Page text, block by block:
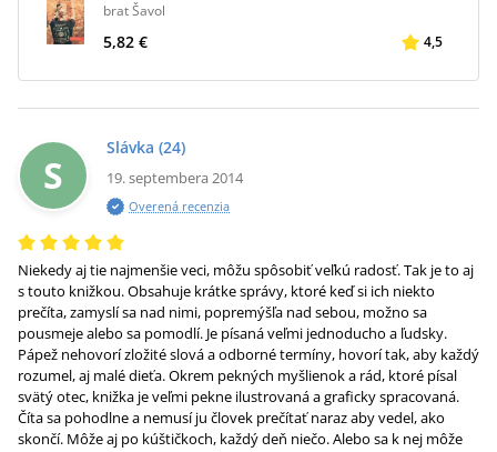
brat Šavol
5,82 € 4,5
S
Slávka (24)
19. septembera 2014
Overená recenzia
Niekedy aj tie najmenšie veci, môžu spôsobiť veľkú radosť. Tak je to aj
s touto knižkou. Obsahuje krátke správy, ktoré keď si ich niekto
prečíta, zamyslí sa nad nimi, popremýšľa nad sebou, možno sa
pousmeje alebo sa pomodlí. Je písaná veľmi jednoducho a ľudsky.
Pápež nehovorí zložité slová a odborné termíny, hovorí tak, aby každý
rozumel, aj malé dieťa. Okrem pekných myšlienok a rád, ktoré písal
svätý otec, knižka je veľmi pekne ilustrovaná a graficky spracovaná.
Číta sa pohodlne a nemusí ju človek prečítať naraz aby vedel, ako
skončí. Môže aj po kúštičkoch, každý deň niečo. Alebo sa k nej môže